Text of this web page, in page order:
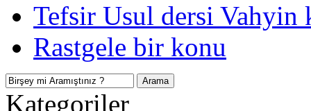
Tefsir Usul dersi Vahyin
Rastgele bir konu
Kategoriler